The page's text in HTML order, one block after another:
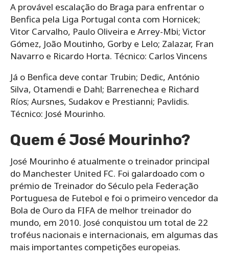
A provável escalação do Braga para enfrentar o
Benfica pela Liga Portugal conta com Hornicek;
Vitor Carvalho, Paulo Oliveira e Arrey-Mbi; Victor
Gómez, João Moutinho, Gorby e Lelo; Zalazar, Fran
Navarro e Ricardo Horta. Técnico: Carlos Vincens
Já o Benfica deve contar Trubin; Dedic, António
Silva, Otamendi e Dahl; Barrenechea e Richard
Ríos; Aursnes, Sudakov e Prestianni; Pavlidis.
Técnico: José Mourinho.
Quem é José Mourinho?
José Mourinho é atualmente o treinador principal
do Manchester United FC. Foi galardoado com o
prémio de Treinador do Século pela Federação
Portuguesa de Futebol e foi o primeiro vencedor da
Bola de Ouro da FIFA de melhor treinador do
mundo, em 2010. José conquistou um total de 22
troféus nacionais e internacionais, em algumas das
mais importantes competições europeias.